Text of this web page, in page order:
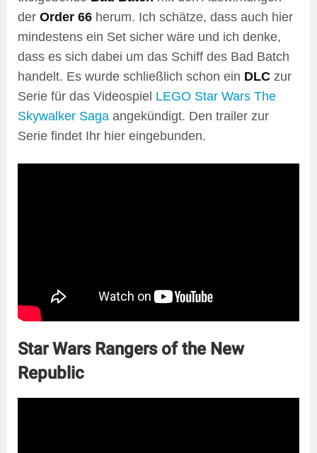
der Order 66 herum. Ich schätze, dass auch hier
mindestens ein Set sicher wäre und ich denke,
dass es sich dabei um das Schiff des Bad Batch
handelt. Es wurde schließlich schon ein DLC zur
Serie für das Videospiel LEGO Star Wars The
Skywalker Saga angekündigt. Den trailer zur
Serie findet Ihr hier eingebunden.
Star Wars Rangers of the New
Republic